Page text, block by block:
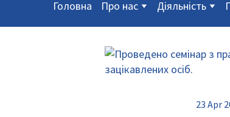
Головна Про нас Діяльність
23 Apr